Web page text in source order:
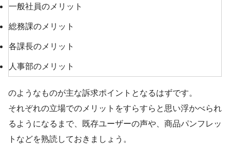
一般社員のメリット
総務課のメリット
各課長のメリット
人事部のメリット
のようなものが主な訴求ポイントとなるはずです。
それぞれの立場でのメリットをすらすらと思い浮かべられ
るようになるまで、既存ユーザーの声や、商品パンフレッ
トなどを熟読しておきましょう。